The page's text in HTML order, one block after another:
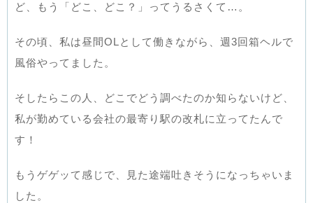
ど、もう「どこ、どこ？」ってうるさくて…。
その頃、私は昼間OLとして働きながら、週3回箱ヘルで
風俗やってました。
そしたらこの人、どこでどう調べたのか知らないけど、
私が勤めている会社の最寄り駅の改札に立ってたんで
す！
もうゲゲッて感じで、見た途端吐きそうになっちゃいま
した。